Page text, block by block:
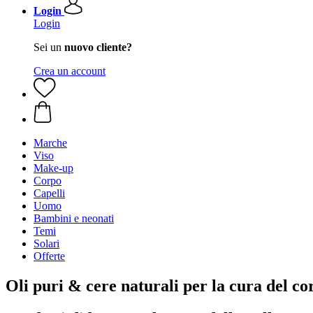
Login
Login
Sei un nuovo cliente?
Crea un account
Marche
Viso
Make-up
Corpo
Capelli
Uomo
Bambini e neonati
Temi
Solari
Offerte
Oli puri & cere naturali per la cura del